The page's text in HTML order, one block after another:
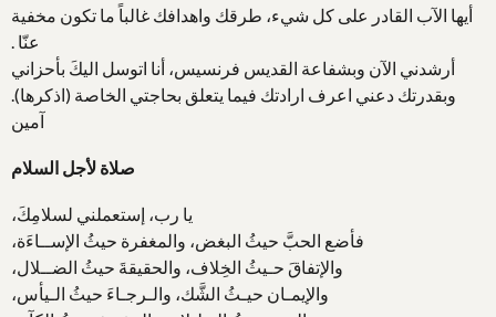
أيها الآب القادر على كل شيء، طرقك واهدافك غالباً ما تكون مخفية
عنّا .
أرشدني الآن وبشفاعة القديس فرنسيس، أنا اتوسل اليكَ بأحزاني
وبقدرتك دعني اعرف ارادتك فيما يتعلق بحاجتي الخاصة (اذكرها).
آمين
صلاة لأجل السلام
يا رب، إستعملني لسلامِكَ،
فأضع الحبَّ حيثُ البغض، والمغفرة حيثُ الإســاءَة،
والإتفاقَ حـيثُ الخِلاف، والحقيقةَ حيثُ الضــلال،
والإيمـان حيـثُ الشَّك، والـرجـاءَ حيثُ الـيأس،